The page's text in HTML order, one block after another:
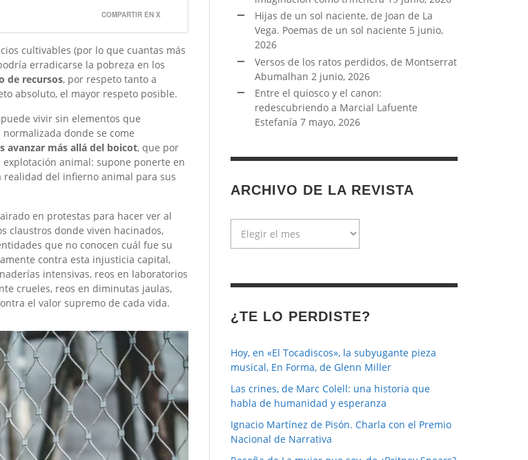
COMPARTIR EN X
cultivables (por lo que cuantas más
erradicarse la pobreza en los
de recursos, por respeto tanto a
absoluto, el mayor respeto posible.
vivir sin elementos que
donde se come
avanzar más allá del boicot, que por
animal: supone ponerte en
realidad del infierno animal para sus
en protestas para hacer ver al
claustros donde viven hacinados,
que no conocen cuál fue su
contra esta injusticia capital,
intensivas, reos en laboratorios
crueles, reos en diminutas jaulas,
el valor supremo de cada vida.
Hijas de un sol naciente, de Joan de La
Vega. Poemas de un sol naciente 5 junio,
2026
Versos de los ratos perdidos, de Montserrat
Abumalhan 2 junio, 2026
Entre el quiosco y el canon:
redescubriendo a Marcial Lafuente
Estefanía 7 mayo, 2026
ARCHIVO DE LA REVISTA
¿TE LO PERDISTE?
Hoy, en «El Tocadiscos», la subyugante pieza
musical, En Forma, de Glenn Miller
Las crines, de Marc Colell: una historia que
habla de humanidad y esperanza
Ignacio Martínez de Pisón. Charla con el Premio
Nacional de Narrativa